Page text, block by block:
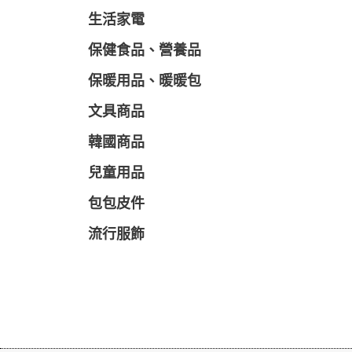
生活家電
保健食品、營養品
保暖用品、暖暖包
文具商品
韓國商品
兒童用品
包包皮件
流行服飾